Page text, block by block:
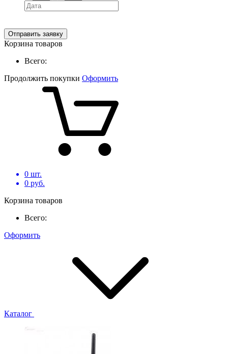
Отправить заявку
Корзина товаров
Всего:
Продолжить покупки Оформить
0 шт.
0 руб.
Корзина товаров
Всего:
Оформить
Каталог